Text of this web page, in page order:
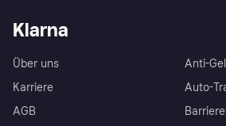
Klarna
Über uns
Karriere
AGB
Anti-
Auto-